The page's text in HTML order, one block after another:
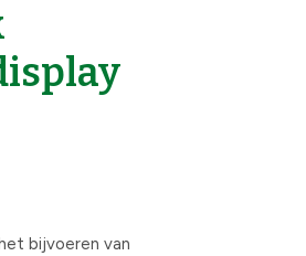
bijvoeren van